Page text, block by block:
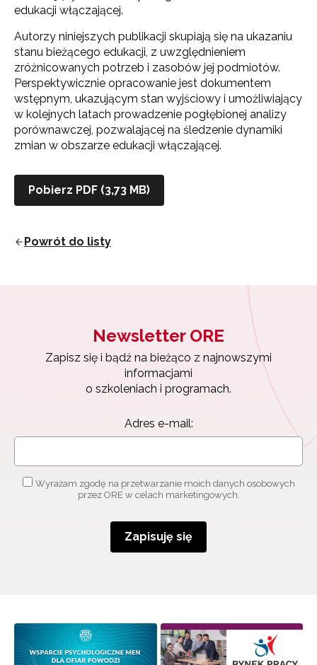
edukacji włączającej.
Autorzy niniejszych publikacji skupiają się na ukazaniu
stanu bieżącego edukacji, z uwzględnieniem
zróżnicowanych potrzeb i zasobów jej podmiotów.
Perspektywicznie opracowanie jest dokumentem
wstępnym, ukazującym stan wyjściowy i umożliwiający
w kolejnych latach prowadzenie pogłębionej analizy
porównawczej, pozwalającej na śledzenie dynamiki
zmian w obszarze edukacji włączającej.
Pobierz PDF (3,73 MB)
Powrót do listy
Newsletter ORE
Zapisz się i bądź na bieżąco z najnowszymi
informacjami
o szkoleniach i programach.
Adres e-mail:
Wyrażam zgodę na przetwarzanie moich danych osobowych
przez ORE w celach marketingowych.
Zapisuję się
Zapisz się i bądź na bieżąco z najnowszymi
informacjami
Adres e-mail:
Zapisuję się